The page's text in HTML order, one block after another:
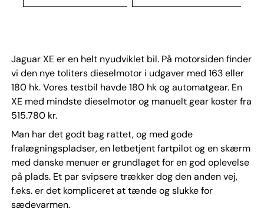
Jaguar XE er en helt nyudviklet bil. På motorsiden finder
vi den nye toliters dieselmotor i udgaver med 163 eller
180 hk. Vores testbil havde 180 hk og automatgear. En
XE med mindste dieselmotor og manuelt gear koster fra
515.780 kr.
Man har det godt bag rattet, og med gode
fralægningspladser, en letbetjent fartpilot og en skærm
med danske menuer er grundlaget for en god oplevelse
på plads. Et par svipsere trækker dog den anden vej,
f.eks. er det kompliceret at tænde og slukke for
sædevarmen.